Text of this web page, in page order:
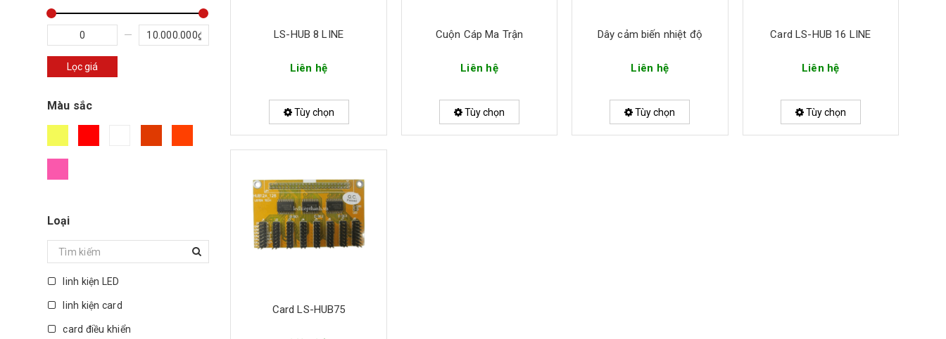
LS-HUB 8 LINE
Liên hệ
Tùy chọn
Cuộn Cáp Ma Trận
Liên hệ
Tùy chọn
Dây cảm biến nhiệt độ
Liên hệ
Tùy chọn
Card LS-HUB 16 LINE
Liên hệ
Tùy chọn
Card LS-HUB75
Lọc giá
Màu sắc
Loại
linh kiện LED
linh kiện card
card điều khiển